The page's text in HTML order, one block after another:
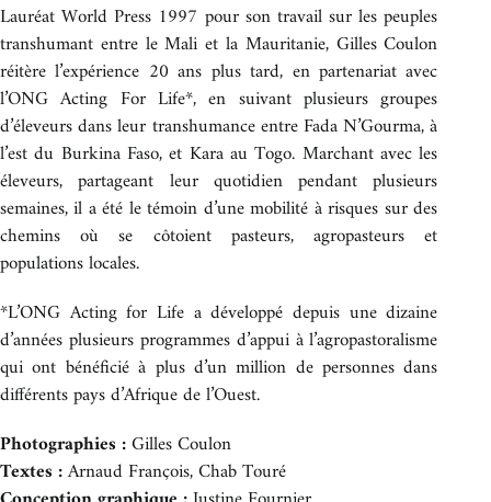
Lauréat World Press 1997 pour son travail sur les peuples
transhumant entre le Mali et la Mauritanie, Gilles Coulon
réitère l’expérience 20 ans plus tard, en partenariat avec
l’ONG Acting For Life*, en suivant plusieurs groupes
d’éleveurs dans leur transhumance entre Fada N’Gourma, à
l’est du Burkina Faso, et Kara au Togo. Marchant avec les
éleveurs, partageant leur quotidien pendant plusieurs
semaines, il a été le témoin d’une mobilité à risques sur des
chemins où se côtoient pasteurs, agropasteurs et
populations locales.
*L’ONG Acting for Life a développé depuis une dizaine
d’années plusieurs programmes d’appui à l’agropastoralisme
qui ont bénéficié à plus d’un million de personnes dans
différents pays d’Afrique de l’Ouest.
Photographies :Gilles Coulon
Textes :Arnaud François, Chab Touré